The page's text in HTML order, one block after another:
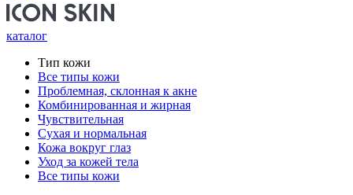
каталог
Тип кожи
Все типы кожи
Проблемная, склонная к акне
Комбинированная и жирная
Чувствительная
Сухая и нормальная
Кожа вокруг глаз
Уход за кожей тела
Все типы кожи